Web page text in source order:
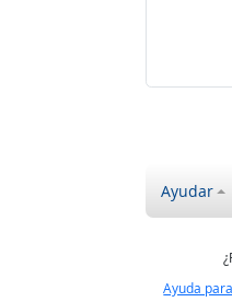
Ayudar
Ayuda